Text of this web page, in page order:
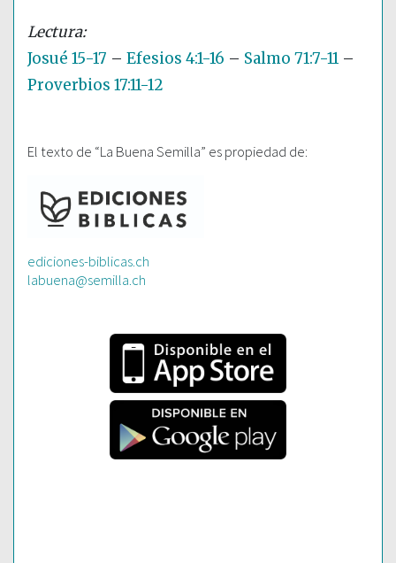
Josué 15-17 – Efesios 4:1-16 – Salmo 71:7-11 –
Proverbios 17:11-12
El texto de “La Buena Semilla” es propiedad de:
ediciones-biblicas.ch
labuena@semilla.ch